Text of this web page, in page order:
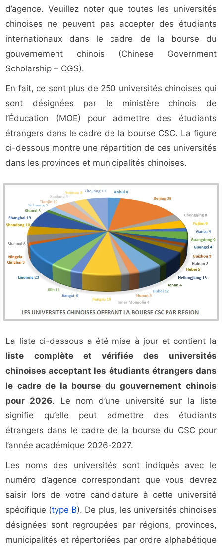
d’agence. Veuillez noter que toutes les universités
chinoises ne peuvent pas accepter des étudiants
internationaux dans le cadre de la bourse du
gouvernement chinois (Chinese Government
Scholarship – CGS).
En fait, ce sont plus de 250 universités chinoises qui
sont désignées par le ministère chinois de
l’Éducation (MOE) pour admettre des étudiants
étrangers dans le cadre de la bourse CSC. La figure
ci-dessous montre une répartition de ces universités
dans les provinces et municipalités chinoises.
La liste ci-dessous a été mise à jour et contient la
liste complète et vérifiée des universités
chinoises acceptant les étudiants étrangers dans
le cadre de la bourse du gouvernement chinois
pour 2026. Le nom d’une université sur la liste
signifie qu’elle peut admettre des étudiants
étrangers dans le cadre de la bourse du CSC pour
l’année académique 2026-2027.
Les noms des universités sont indiqués avec le
numéro d’agence correspondant que vous devrez
saisir lors de votre candidature à cette université
spécifique (type B). De plus, les universités chinoises
désignées sont regroupées par régions, provinces,
municipalités et répertoriées par ordre alphabétique